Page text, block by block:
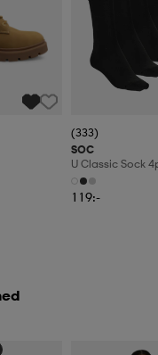
(333)
SOC
U Classic Sock
119:-